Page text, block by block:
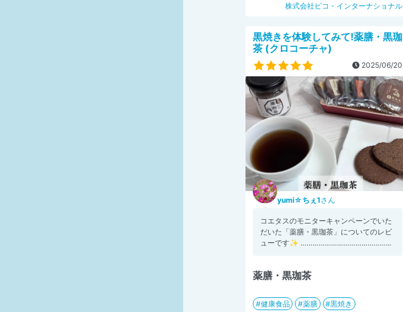
株式会社ピコ・インターナショナル
黒焼きを体験してみて!薬膳・黒珈
茶 (クロコーチャ)
2025/06/20
yumi☆ちぇ1さん
コエタスのモニターキャンペーンでいた
だいた「薬膳・黒珈茶」についてのレビ
ューです✨ ……………………………………...
薬膳・黒珈茶
健康食品 薬膳
黒焼き